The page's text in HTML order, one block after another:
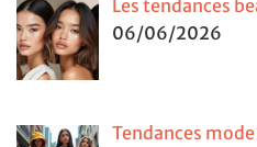
Les tendances
06/06/2026
Tendances